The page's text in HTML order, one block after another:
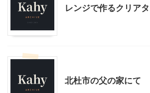
レンジで作るクリア
北杜市の父の家にて